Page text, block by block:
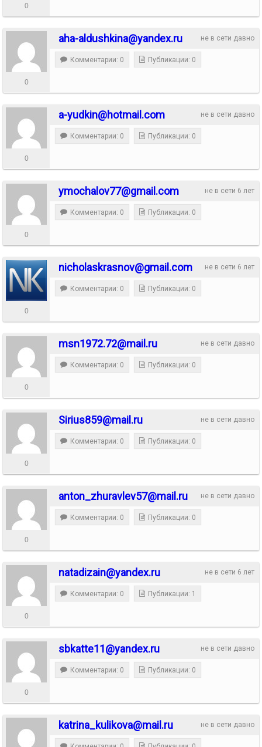
0
не в сети давно
aha-aldushkina@yandex.ru
0
Комментарии: 0 Публикации: 0
не в сети давно
a-yudkin@hotmail.com
0
Комментарии: 0 Публикации: 0
не в сети 6 лет
ymochalov77@gmail.com
0
Комментарии: 0 Публикации: 0
не в сети 6 лет
nicholaskrasnov@gmail.com
0
Комментарии: 0 Публикации: 0
не в сети давно
msn1972.72@mail.ru
0
Комментарии: 0 Публикации: 0
не в сети давно
Sirius859@mail.ru
0
Комментарии: 0 Публикации: 0
не в сети давно
anton_zhuravlev57@mail.ru
0
Комментарии: 0 Публикации: 0
не в сети 6 лет
natadizain@yandex.ru
0
Комментарии: 0 Публикации: 1
не в сети давно
sbkatte11@yandex.ru
0
Комментарии: 0 Публикации: 0
не в сети давно
katrina_kulikova@mail.ru